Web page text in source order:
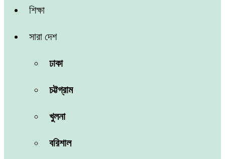
শিক্ষা
সারা দেশ
ঢাকা
চট্টগ্রাম
খুলনা
বরিশাল